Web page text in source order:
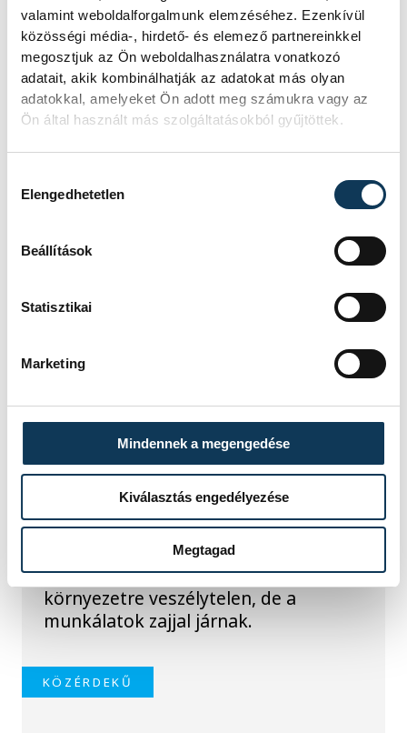
valamint weboldalforgalmunk elemzéséhez. Ezenkívül
közösségi média-, hirdető- és elemező partnereinkkel
megosztjuk az Ön weboldalhasználatra vonatkozó
adatait, akik kombinálhatják az adatokat más olyan
adatokkal, amelyeket Ön adott meg számukra vagy az
Ön által használt más szolgáltatásokból gyűjtöttek.
Elengedhetetlen
Beállítások
Statisztikai
Marketing
Mindennek a megengedése
Kiválasztás engedélyezése
Megtagad
a NAV a Balatonnál
A Nemzeti Adó- és Vámhivatal nyári
ellenőrzéssorozatában július
óta Somogy, Veszprém és Zala
vármegyében vizsgálják a
vendéglátóhelyeket, a sporteszköz-
kölcsönzőket és a taxisokat is.
vadgesztenyefákat
A VKSZ Zrt. tájékoztatása szerint
augusztus 7. és 17. között
éjszakánként végzik a
vadgesztenyefák növényvédelmi
permetezését Veszprém
közterületein. A felhasznált szer az
emberre, az állatokra és a
környezetre veszélytelen, de a
munkálatok zajjal járnak.
KÖZÉRDEKŰ